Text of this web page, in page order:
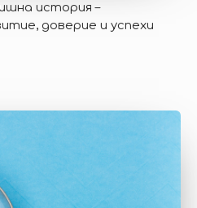
история –
доверие и успехи